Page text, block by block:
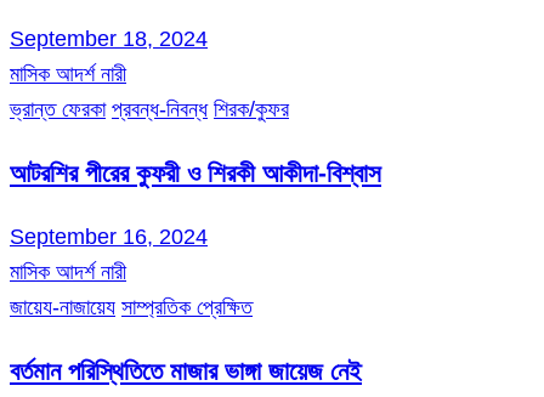
September 18, 2024
মাসিক আদর্শ নারী
ভ্রান্ত ফেরকা প্রবন্ধ-নিবন্ধ শিরক/কুফর
আটরশির পীরের কুফরী ও শিরকী আকীদা-বিশ্বাস
September 16, 2024
মাসিক আদর্শ নারী
জায়েয-নাজায়েয সাম্প্রতিক প্রেক্ষিত
বর্তমান পরিস্থিতিতে মাজার ভাঙ্গা জায়েজ নেই